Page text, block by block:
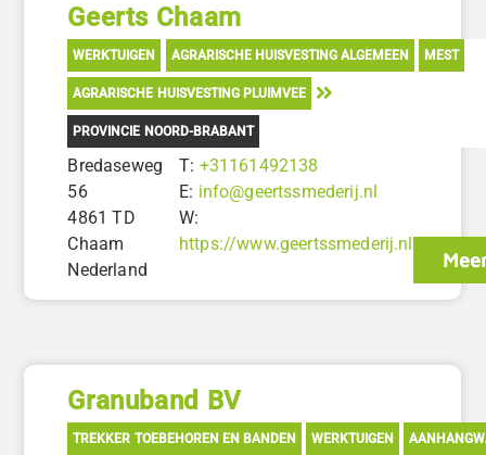
Geerts Chaam
WERKTUIGEN AGRARISCHE HUISVESTING ALGEMEEN MEST
AGRARISCHE HUISVESTING PLUIMVEE
PROVINCIE NOORD-BRABANT
Bredaseweg
56
4861 TD
Chaam
Nederland
T: +31161492138
E: info@geertssmederij.nl
W:
https://www.geertssmederij.nl
Granuband BV
TREKKER TOEBEHOREN EN BANDEN WERKTUIGEN